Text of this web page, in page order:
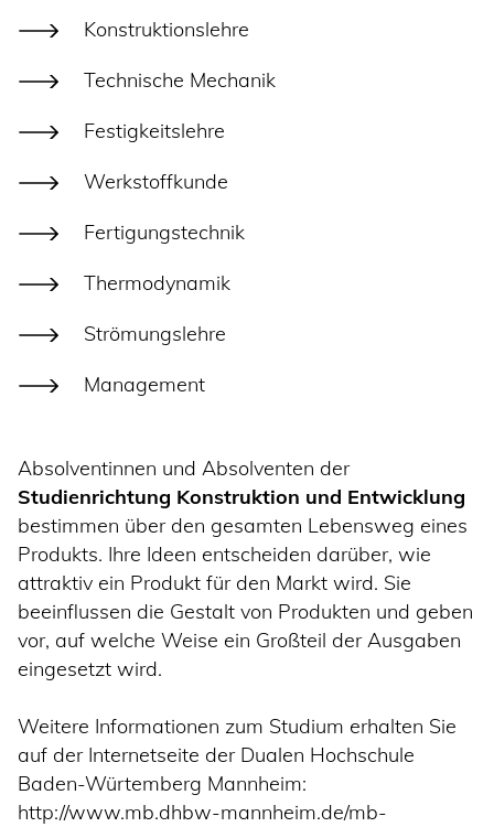
Konstruktionslehre
Technische Mechanik
Festigkeitslehre
Werkstoffkunde
Fertigungstechnik
Thermodynamik
Strömungslehre
Management
Absolventinnen und Absolventen der
Studienrichtung Konstruktion und Entwicklung
bestimmen über den gesamten Lebensweg eines
Produkts. Ihre Ideen entscheiden darüber, wie
attraktiv ein Produkt für den Markt wird. Sie
beeinflussen die Gestalt von Produkten und geben
vor, auf welche Weise ein Großteil der Ausgaben
eingesetzt wird.
Weitere Informationen zum Studium erhalten Sie
auf der Internetseite der Dualen Hochschule
Baden-Würtemberg Mannheim:
http://www.mb.dhbw-mannheim.de/mb-